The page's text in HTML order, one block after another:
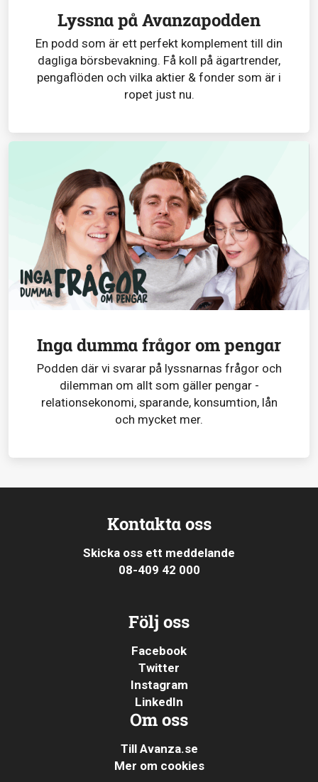
Lyssna på Avanzapodden
En podd som är ett perfekt komplement till din
dagliga börsbevakning. Få koll på ägartrender,
pengaflöden och vilka aktier & fonder som är i
ropet just nu.
Inga dumma frågor om pengar
Podden där vi svarar på lyssnarnas frågor och
dilemman om allt som gäller pengar -
relationsekonomi, sparande, konsumtion, lån
och mycket mer.
Kontakta oss
Skicka oss ett meddelande
08-409 42 000
Följ oss
Facebook
Twitter
Instagram
LinkedIn
Om oss
Till Avanza.se
Mer om cookies